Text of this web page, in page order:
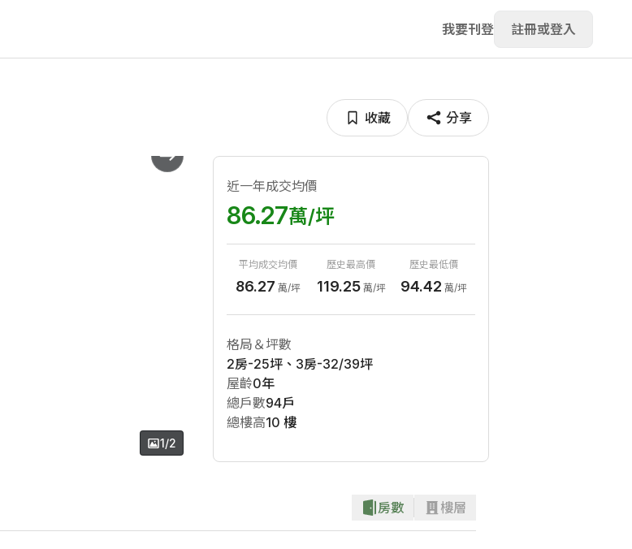
我要刊登 註冊或登入
收藏 分享
1/2
近一年成交均價
86.27萬/坪
平均成交均價
86.27 萬/坪
歷史最高價
119.25萬/坪
歷史最低價
94.42 萬/坪
格局＆坪數
2房-25坪、3房-32/39坪
屋齡0年
總戶數94戶
總樓高10 樓
房數 樓層